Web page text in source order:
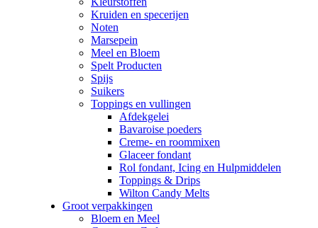
Kruiden en specerijen
Noten
Marsepein
Meel en Bloem
Spelt Producten
Spijs
Suikers
Toppings en vullingen
Afdekgelei
Bavaroise poeders
Creme- en roommixen
Glaceer fondant
Rol fondant, Icing en Hulpmiddelen
Toppings & Drips
Wilton Candy Melts
Groot verpakkingen
Bloem en Meel